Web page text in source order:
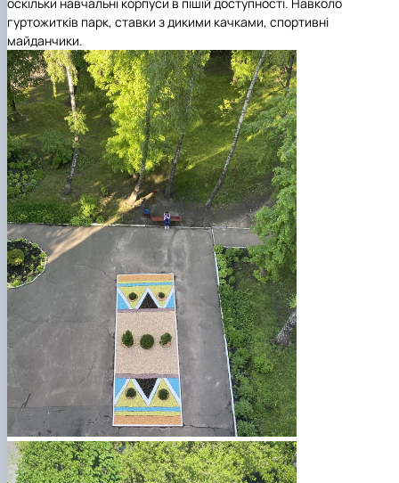
оскільки навчальні корпуси в пішій доступності. Навколо
гуртожитків парк, ставки з дикими качками, спортивні
майданчики.